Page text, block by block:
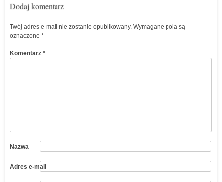
Dodaj komentarz
Twój adres e-mail nie zostanie opublikowany. Wymagane pola są
oznaczone *
Komentarz *
Nazwa
Adres e-mail